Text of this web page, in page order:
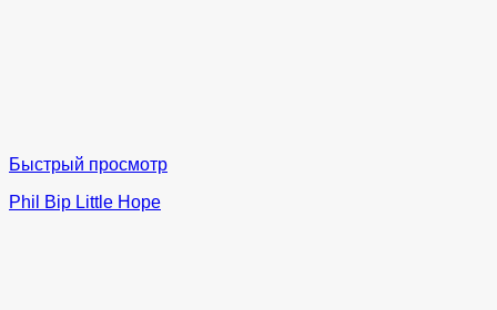
Быстрый просмотр
Phil Bip Little Hope